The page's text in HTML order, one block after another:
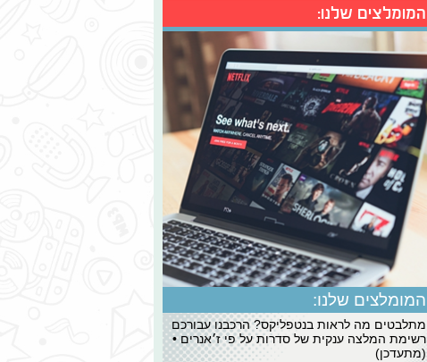
המומלצים שלנו:
המומלצים שלנו:
מתלבטים מה לראות בנטפליקס? הרכבנו עבורכם
רשימת המלצה ענקית של סדרות על פי ז׳אנרים •
(מתעדכן)